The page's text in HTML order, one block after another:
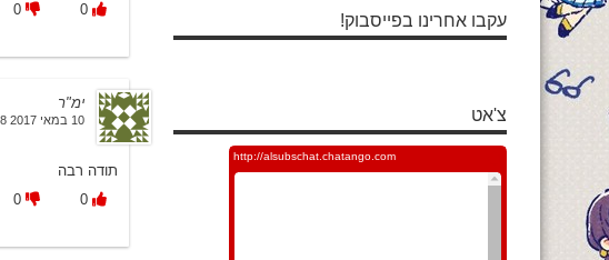
0
0
ימ"ר
10 במאי 2017 at 18:08
תודה רבה
0
0
עקבו אחרינו בפייסבוק!
צ'אט